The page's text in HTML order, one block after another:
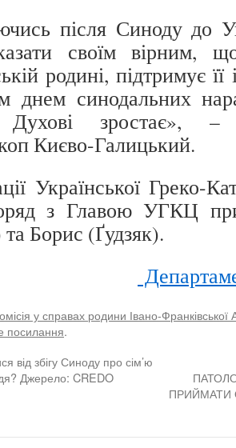
після Синоду до
своїм вірним,
родині, підтримує її
днем синодальних
Духові зростає», –
Києво-Галицький.
Української Греко-
з Главою УГКЦ
Борис (Ґудзяк).
у справах родини Івано-Франківської
посилання.
від збігу Синоду про сім’ю
Джерело: CREDO
ПРИЙМАТИ